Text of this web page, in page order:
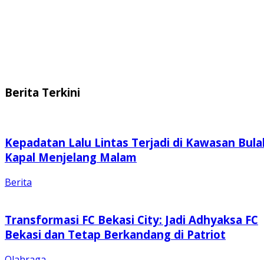
Berita Terkini
Kepadatan Lalu Lintas Terjadi di Kawasan
Kapal Menjelang Malam
Berita
Transformasi FC Bekasi City: Jadi Adhyaksa FC
Bekasi dan Tetap Berkandang di Patriot